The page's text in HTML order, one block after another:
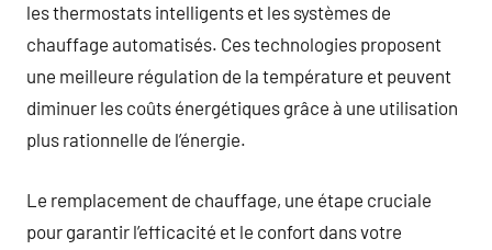
les thermostats intelligents et les systèmes de
chauffage automatisés. Ces technologies proposent
une meilleure régulation de la température et peuvent
diminuer les coûts énergétiques grâce à une utilisation
plus rationnelle de l’énergie.
Le remplacement de chauffage, une étape cruciale
pour garantir l’efficacité et le confort dans votre